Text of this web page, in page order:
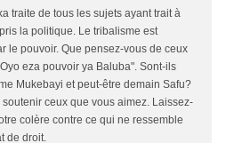
traite de tous les sujets ayant trait à
la politique. Le tribalisme est
le pouvoir. Que pensez-vous de ceux
eza pouvoir ya Baluba". Sont-ils
Mukebayi et peut-être demain Safu?
ceux que vous aimez. Laissez-
colère contre ce qui ne ressemble
de droit.